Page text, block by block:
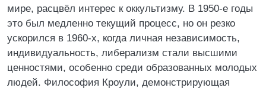
мире, расцвёл интерес к оккультизму. В 1950-е годы
это был медленно текущий процесс, но он резко
ускорился в 1960-х, когда личная независимость,
индивидуальность, либерализм стали высшими
ценностями, особенно среди образованных молодых
людей. Философия Кроули, демонстрирующая